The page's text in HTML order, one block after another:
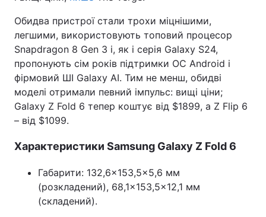
Обидва пристрої стали трохи міцнішими,
легшими, використовують топовий процесор
Snapdragon 8 Gen 3 і, як і серія Galaxy S24,
пропонують сім років підтримки ОС Android і
фірмовий ШІ Galaxy AI. Тим не менш, обидві
моделі отримали певний імпульс: вищі ціни;
Galaxy Z Fold 6 тепер коштує від $1899, а Z Flip 6
– від $1099.
Характеристики Samsung Galaxy Z Fold 6
Габарити: 132,6×153,5×5,6 мм
(розкладений), 68,1×153,5×12,1 мм
(складений).